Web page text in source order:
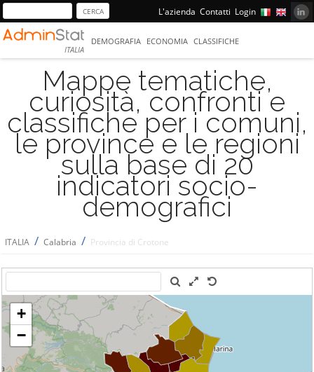
L'azienda Contatti Login
ITALIA
DEMOGRAFIA ECONOMIA CLASSIFICHE
Mappe tematiche,
curiosità, confronti e
classifiche per i comuni,
le province e le regioni
sulla base di 20
indicatori socio-
demografici
ITALIA / Calabria / Provincia di Crotone